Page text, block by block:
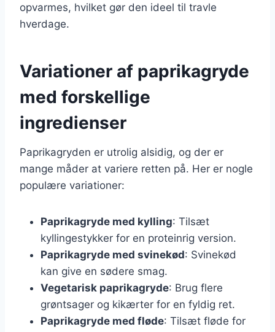
opvarmes, hvilket gør den ideel til travle
hverdage.
Variationer af paprikagryde
med forskellige
ingredienser
Paprikagryden er utrolig alsidig, og der er
mange måder at variere retten på. Her er nogle
populære variationer:
Paprikagryde med kylling: Tilsæt
kyllingestykker for en proteinrig version.
Paprikagryde med svinekød: Svinekød
kan give en sødere smag.
Vegetarisk paprikagryde: Brug flere
grøntsager og kikærter for en fyldig ret.
Paprikagryde med fløde: Tilsæt fløde for